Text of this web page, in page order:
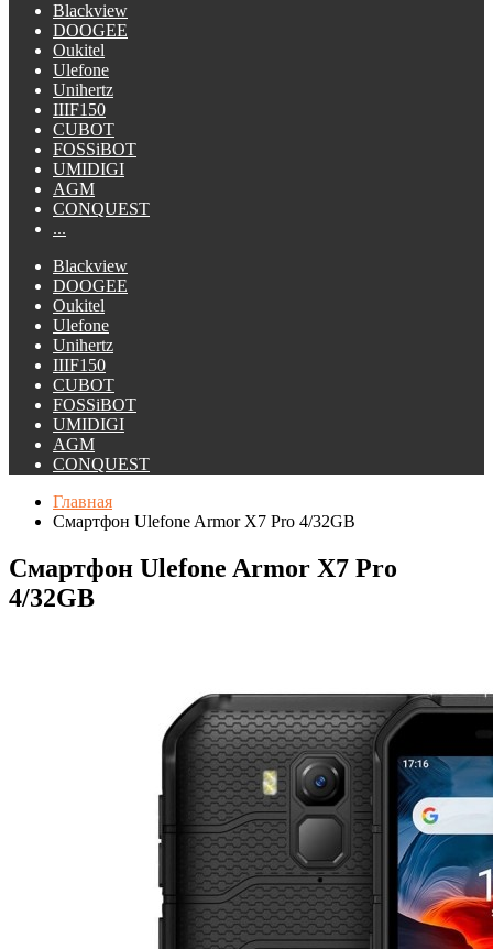
Blackview
DOOGEE
Oukitel
Ulefone
Unihertz
IIIF150
CUBOT
FOSSiBOT
UMIDIGI
AGM
CONQUEST
...
Blackview
DOOGEE
Oukitel
Ulefone
Unihertz
IIIF150
CUBOT
FOSSiBOT
UMIDIGI
AGM
CONQUEST
Главная
Смартфон Ulefone Armor X7 Pro 4/32GB
Смартфон Ulefone Armor X7 Pro
4/32GB